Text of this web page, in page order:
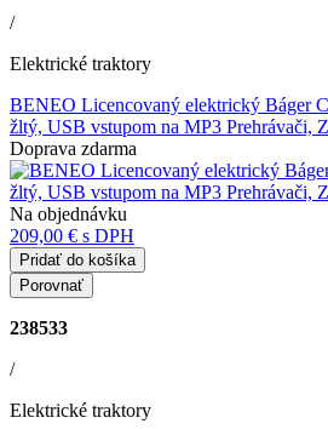
/
Elektrické traktory
BENEO Licencovaný elektrický Báger
žltý, USB vstupom na MP3 Prehrávači, Z
Doprava zdarma
Na objednávku
209,00 € s DPH
Pridať do košíka
Porovnať
238533
/
Elektrické traktory